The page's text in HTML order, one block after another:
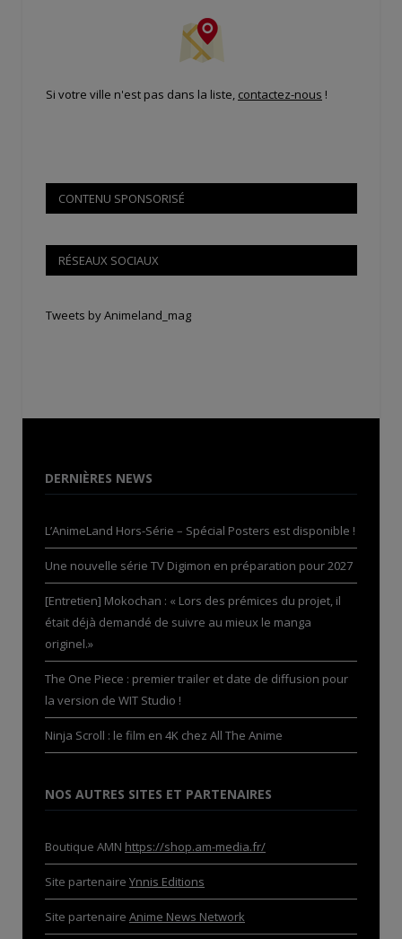
Si votre ville n'est pas dans la liste, contactez-nous !
CONTENU SPONSORISÉ
RÉSEAUX SOCIAUX
Tweets by Animeland_mag
DERNIÈRES NEWS
L’AnimeLand Hors-Série – Spécial Posters est disponible !
Une nouvelle série TV Digimon en préparation pour 2027
[Entretien] Mokochan : « Lors des prémices du projet, il
était déjà demandé de suivre au mieux le manga
originel.»
The One Piece : premier trailer et date de diffusion pour
la version de WIT Studio !
Ninja Scroll : le film en 4K chez All The Anime
NOS AUTRES SITES ET PARTENAIRES
Boutique AMN https://shop.am-media.fr/
Site partenaire Ynnis Editions
Site partenaire Anime News Network